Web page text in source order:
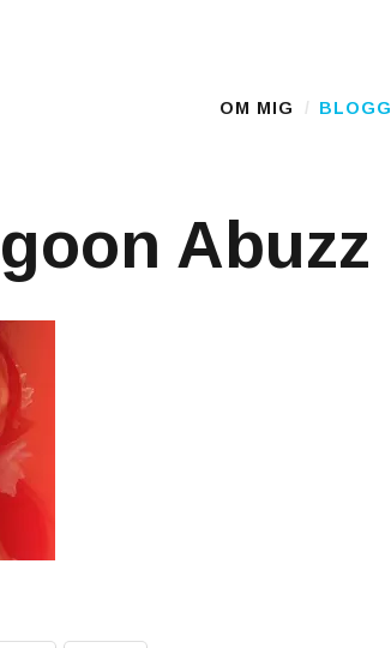
Main Menu
OM MIG BLOGG
Abuzz